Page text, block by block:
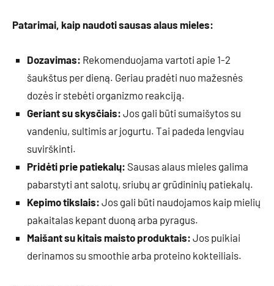
Patarimai, kaip naudoti sausas alaus mieles:
Dozavimas: Rekomenduojama vartoti apie 1-2
šaukštus per dieną. Geriau pradėti nuo mažesnės
dozės ir stebėti organizmo reakciją.
Geriant su skysčiais: Jos gali būti sumaišytos su
vandeniu, sultimis ar jogurtu. Tai padeda lengviau
suvirškinti.
Pridėti prie patiekalų: Sausas alaus mieles galima
pabarstyti ant salotų, sriubų ar grūdininių patiekalų.
Kepimo tikslais: Jos gali būti naudojamos kaip mielių
pakaitalas kepant duoną arba pyragus.
Maišant su kitais maisto produktais: Jos puikiai
derinamos su smoothie arba proteino kokteiliais.